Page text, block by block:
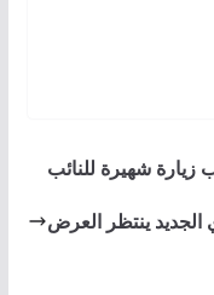
شهيرة للنائب
الجديد ينتظر العرض